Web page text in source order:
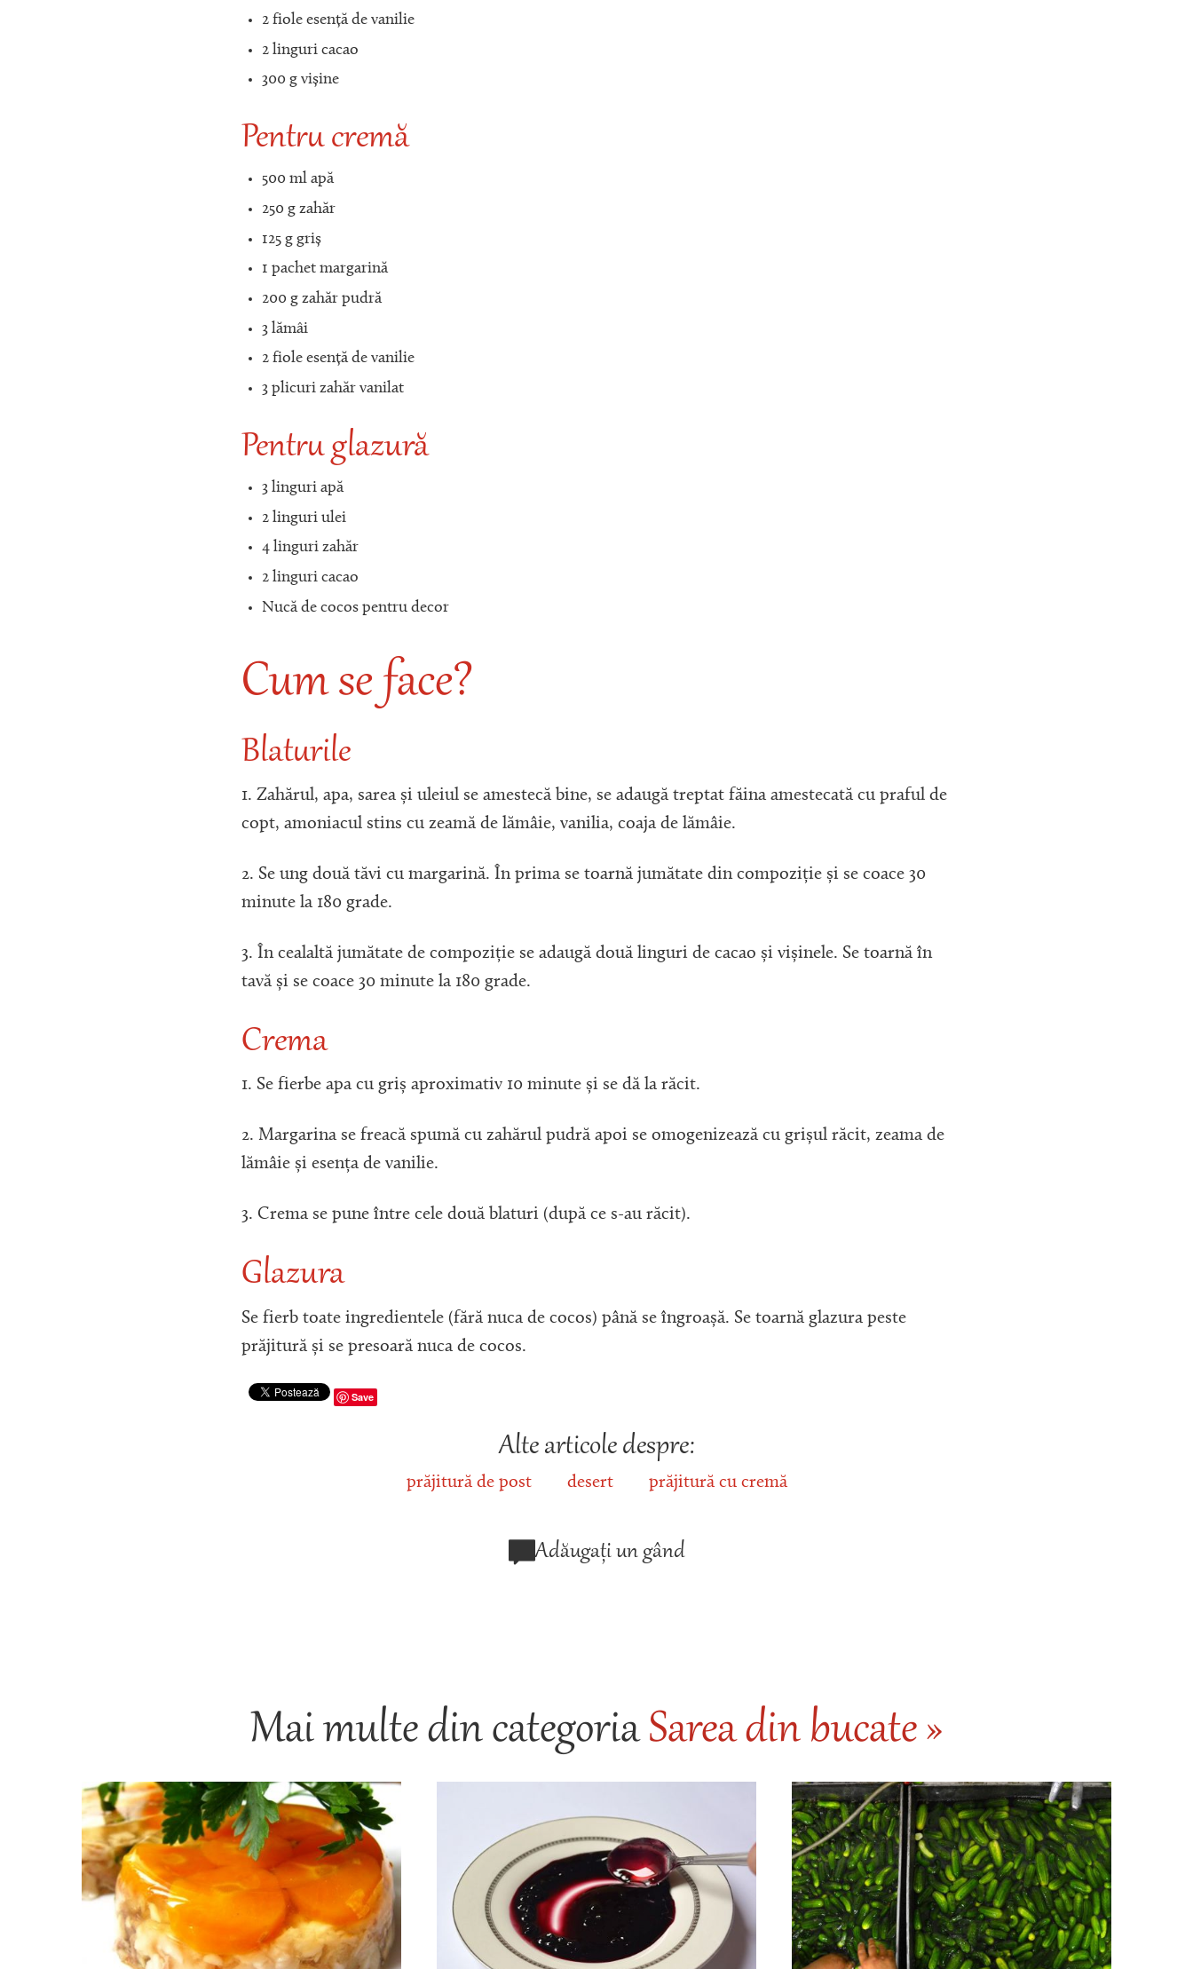
2 fiole esență de vanilie
2 linguri cacao
300 g vișine
Pentru cremă
500 ml apă
250 g zahăr
125 g griș
1 pachet margarină
200 g zahăr pudră
3 lămâi
2 fiole esență de vanilie
3 plicuri zahăr vanilat
Pentru glazură
3 linguri apă
2 linguri ulei
4 linguri zahăr
2 linguri cacao
Nucă de cocos pentru decor
Cum se face?
Blaturile
1. Zahărul, apa, sarea și uleiul se amestecă bine, se adaugă treptat făina amestecată cu praful de
copt, amoniacul stins cu zeamă de lămâie, vanilia, coaja de lămâie.
2. Se ung două tăvi cu margarină. În prima se toarnă jumătate din compoziție și se coace 30
minute la 180 grade.
3. În cealaltă jumătate de compoziție se adaugă două linguri de cacao și vișinele. Se toarnă în
tavă și se coace 30 minute la 180 grade.
Crema
1. Se fierbe apa cu griș aproximativ 10 minute și se dă la răcit.
2. Margarina se freacă spumă cu zahărul pudră apoi se omogenizează cu grișul răcit, zeama de
lămâie și esența de vanilie.
3. Crema se pune între cele două blaturi (după ce s-au răcit).
Glazura
Se fierb toate ingredientele (fără nuca de cocos) până se îngroașă. Se toarnă glazura peste
prăjitură și se presoară nuca de cocos.
Save
Alte articole despre:
prăjitură de post desert prăjitură cu cremă
Adăugați un gând
Mai multe din categoriaSarea din bucate »